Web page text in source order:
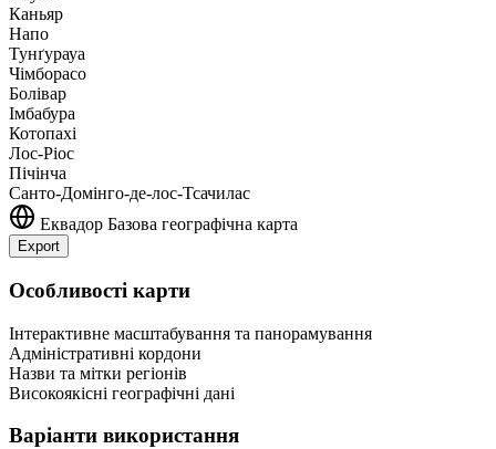
Каньяр
Напо
Тунґурауа
Чімборасо
Болівар
Імбабура
Котопахі
Лос-Ріос
Пічінча
Санто-Домінго-де-лос-Тсачилас
Еквадор Базова географічна карта
Export
+
Особливості карти
Інтерактивне масштабування та панорамування
Адміністративні кордони
Назви та мітки регіонів
Високоякісні географічні дані
Варіанти використання